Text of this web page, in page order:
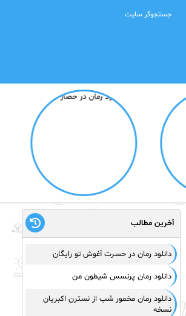
آخرین مطالب
دانلود رمان در حسرت آغوش تو رایگان
دانلود رمان پرنسس شیطون من
دانلود رمان مخمور شب از نسترن اکبریان
نسخه